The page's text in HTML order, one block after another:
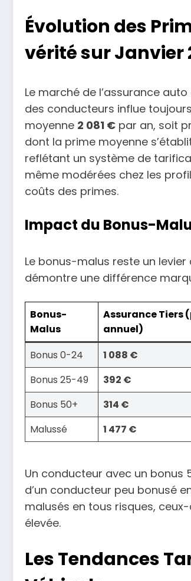
Évolution des
vérité sur Janvier
Le marché de l’assurance
des conducteurs influe
moyenne 2 081 € par an, soit
dont la prime moyenne
reflétant un système de
même modérées chez les
coûts des primes.
Impact du Bonus-
Le bonus-malus reste un
démontre une différence
Bonus-
Malus
Assurance Tiers
annuel)
Bonus 0-24
1 088 €
Bonus 25-49
392 €
Bonus 50+
314 €
Malussé
1 477 €
Un conducteur avec un bonus
d’un conducteur peu bonusé
malusés en tous risques,
élevée.
Les Tendances